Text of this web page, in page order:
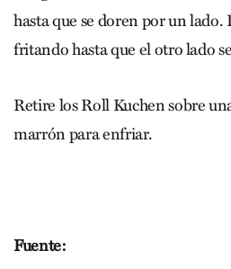
hasta que se doren por un lado.
fritando hasta que el otro lado
Retire los Roll Kuchen sobre
marrón para enfriar.
Fuente: